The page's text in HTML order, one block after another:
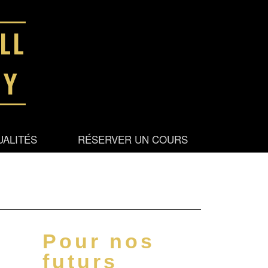
RÉSERVER UN COURS
Pour nos
futurs